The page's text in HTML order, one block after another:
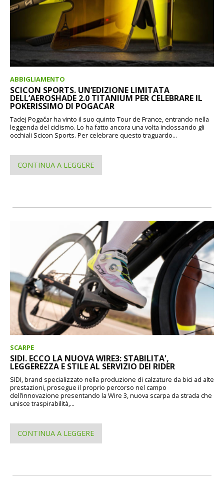
ABBIGLIAMENTO
SCICON SPORTS. UN’EDIZIONE LIMITATA
DELL’AEROSHADE 2.0 TITANIUM PER CELEBRARE IL
POKERISSIMO DI POGACAR
Tadej Pogačar ha vinto il suo quinto Tour de France, entrando nella
leggenda del ciclismo. Lo ha fatto ancora una volta indossando gli
occhiali Scicon Sports. Per celebrare questo traguardo...
CONTINUA A LEGGERE
SCARPE
SIDI. ECCO LA NUOVA WIRE3: STABILITA',
LEGGEREZZA E STILE AL SERVIZIO DEI RIDER
SIDI, brand specializzato nella produzione di calzature da bici ad alte
prestazioni, prosegue il proprio percorso nel campo
dell’innovazione presentando la Wire 3, nuova scarpa da strada che
unisce traspirabilità,...
CONTINUA A LEGGERE